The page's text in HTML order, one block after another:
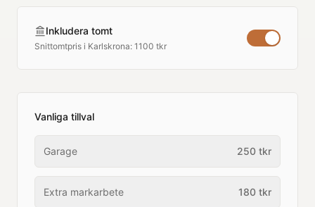
Inkludera tomt
Snittomtpris i Karlskrona: 1100 tkr
Vanliga tillval
Garage 250 tkr
Extra markarbete 180 tkr